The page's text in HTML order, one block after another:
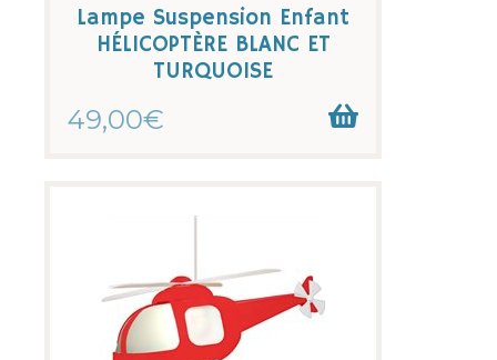
Lampe Suspension Enfant
HÉLICOPTÈRE BLANC ET
TURQUOISE
49,00€